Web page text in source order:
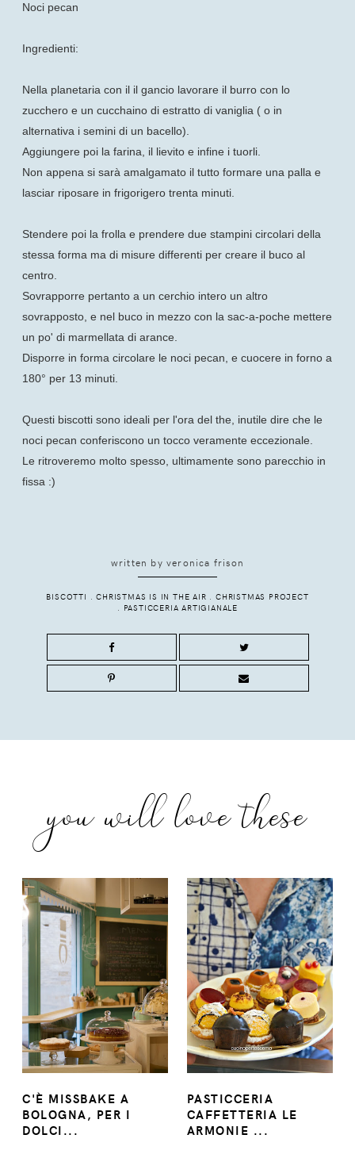
Noci pecan
Ingredienti:
Nella planetaria con il il gancio lavorare il burro con lo
zucchero e un cucchaino di estratto di vaniglia ( o in
alternativa i semini di un bacello).
Aggiungere poi la farina, il lievito e infine i tuorli.
Non appena si sarà amalgamato il tutto formare una palla e
lasciar riposare in frigorigero trenta minuti.
Stendere poi la frolla e prendere due stampini circolari della
stessa forma ma di misure differenti per creare il buco al
centro.
Sovrapporre pertanto a un cerchio intero un altro
sovrapposto, e nel buco in mezzo con la sac-a-poche mettere
un po' di marmellata di arance.
Disporre in forma circolare le noci pecan, e cuocere in forno a
180° per 13 minuti.
Questi biscotti sono ideali per l'ora del the, inutile dire che le
noci pecan conferiscono un tocco veramente eccezionale.
Le ritroveremo molto spesso, ultimamente sono parecchio in
fissa :)
written byveronica frison
BISCOTTI .CHRISTMAS IS IN THE AIR . CHRISTMAS PROJECT
. PASTICCERIA ARTIGIANALE
you will love these
C'È MISSBAKE A
BOLOGNA, PER I
DOLCI...
PASTICCERIA
CAFFETTERIA LE
ARMONIE ...